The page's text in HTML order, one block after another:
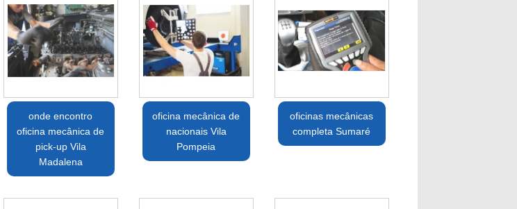
onde encontro
oficina mecânica de
pick-up Vila
Madalena
oficina mecânica de
nacionais Vila
Pompeia
oficinas mecânicas
completa Sumaré